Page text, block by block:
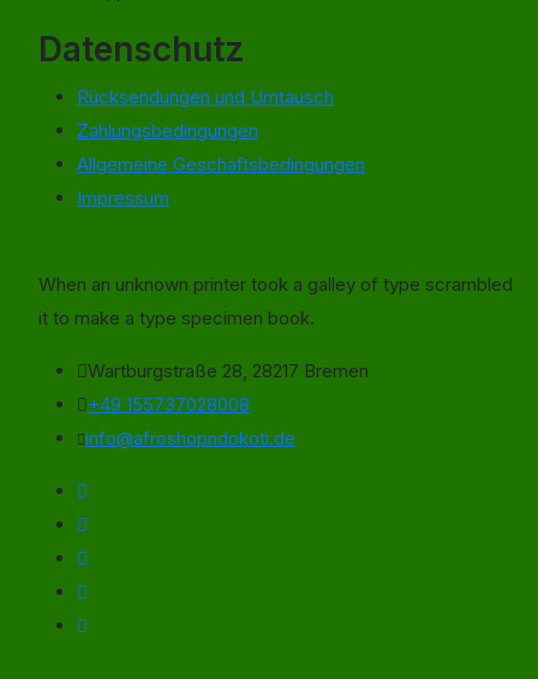
Datenschutz
Rücksendungen und Umtausch
Zahlungsbedingungen
Allgemeine Geschäftsbedingungen
Impressum
When an unknown printer took a galley of type scrambled
it to make a type specimen book.
Wartburgstraße 28, 28217 Bremen
+49 155737028008
info@afroshopndokoti.de